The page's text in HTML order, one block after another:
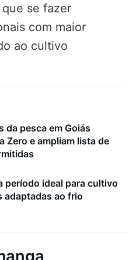
se fazer
com maior
ao cultivo
da pesca em Goiás
Zero e ampliam lista de
período ideal para cultivo
adaptadas ao frio